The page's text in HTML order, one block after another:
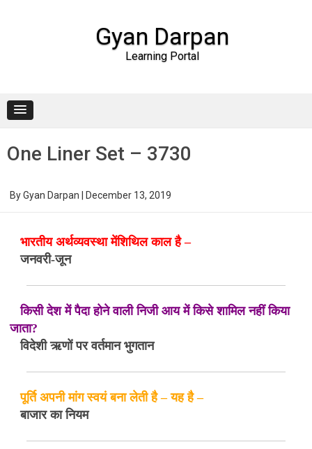
Gyan Darpan
Learning Portal
One Liner Set – 3730
ByGyan Darpan December 13, 2019
भारतीय अर्थव्यवस्था मेंशिथिल काल है –
जनवरी-जून
किसी देश में पैदा होने वाली निजी आय में किसे शामिल नहीं किया
जाता?
विदेशी ऋणों पर वर्तमान भुगतान
पूर्ति अपनी मांग स्वयं बना लेती है – यह है –
बाजार का नियम